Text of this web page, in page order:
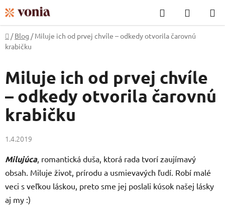
na
obsah
Hľadať
KOŠÍK
Domov
/ Blog / Miluje ich od prvej chvíle – odkedy otvorila čarovnú
krabičku
Miluje ich od prvej chvíle
– odkedy otvorila čarovnú
krabičku
1.4.2019
Milujúca, romantická duša, ktorá rada tvorí zaujímavý
obsah. Miluje život, prírodu a usmievavých ľudí. Robí malé
veci s veľkou láskou, preto sme jej poslali kúsok našej lásky
aj my :)